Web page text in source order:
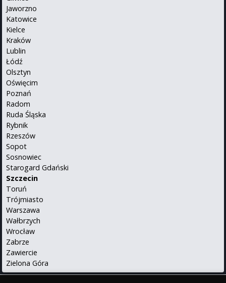
Jaworzno
Katowice
Kielce
Kraków
Lublin
Łódź
Olsztyn
Oświęcim
Poznań
Radom
Ruda Śląska
Rybnik
Rzeszów
Sopot
Sosnowiec
Starogard Gdański
Szczecin
Toruń
Trójmiasto
Warszawa
Wałbrzych
Wrocław
Zabrze
Zawiercie
Zielona Góra